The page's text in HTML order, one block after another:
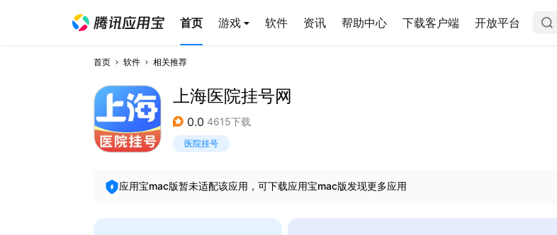
首页 游戏 软件 资讯 帮助中心 下载客户端 开放平台
首页 软件 相关推荐
上海医院挂号网
0.0 4615下载
医院挂号
应用宝mac版暂未适配该应用，可下载应用宝mac版发现更多应用